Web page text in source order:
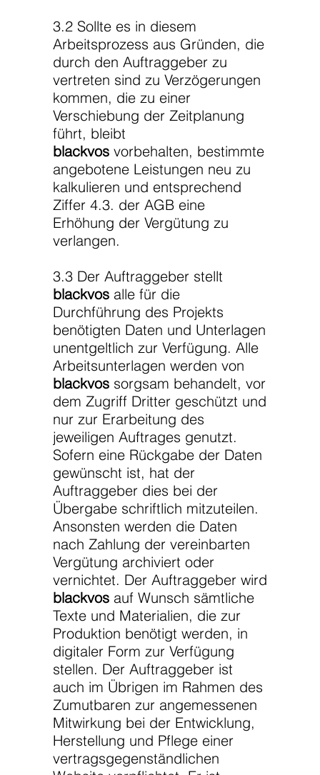
3.2 Sollte es in diesem
Arbeitsprozess aus Gründen, die
durch den Auftraggeber zu
vertreten sind zu Verzögerungen
kommen, die zu einer
Verschiebung der Zeitplanung
führt, bleibt
blackvos vorbehalten, bestimmte
angebotene Leistungen neu zu
kalkulieren und entsprechend
Ziffer 4.3. der AGB eine
Erhöhung der Vergütung zu
verlangen.
3.3 Der Auftraggeber stellt
blackvos alle für die
Durchführung des Projekts
benötigten Daten und Unterlagen
unentgeltlich zur Verfügung. Alle
Arbeitsunterlagen werden von
blackvos sorgsam behandelt, vor
dem Zugriff Dritter geschützt und
nur zur Erarbeitung des
jeweiligen Auftrages genutzt.
Sofern eine Rückgabe der Daten
gewünscht ist, hat der
Auftraggeber dies bei der
Übergabe schriftlich mitzuteilen.
Ansonsten werden die Daten
nach Zahlung der vereinbarten
Vergütung archiviert oder
vernichtet. Der Auftraggeber wird
blackvos auf Wunsch sämtliche
Texte und Materialien, die zur
Produktion benötigt werden, in
digitaler Form zur Verfügung
stellen. Der Auftraggeber ist
auch im Übrigen im Rahmen des
Zumutbaren zur angemessenen
Mitwirkung bei der Entwicklung,
Herstellung und Pflege einer
vertragsgegenständlichen